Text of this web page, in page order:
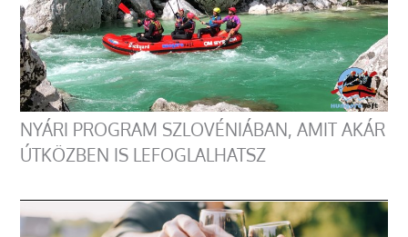
NYÁRI PROGRAM SZLOVÉNIÁBAN, AMIT AKÁR
ÚTKÖZBEN IS LEFOGLALHATSZ